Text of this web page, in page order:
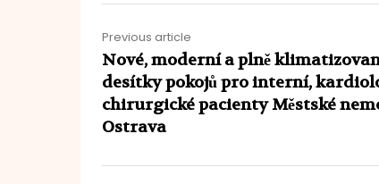
Previous article
Nové, moderní a plně
desítky pokojů pro interní,
chirurgické pacienty Městské
Ostrava